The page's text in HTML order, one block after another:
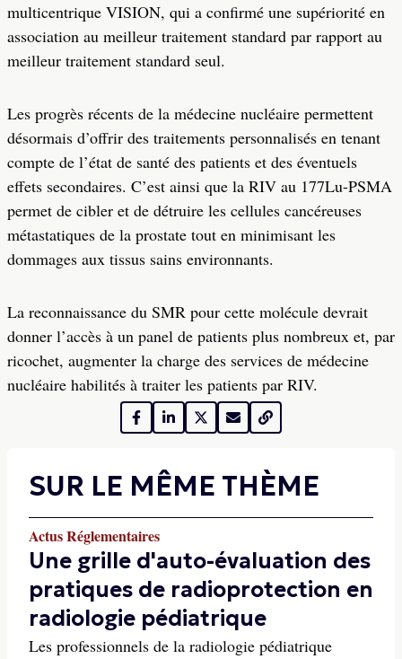
multicentrique VISION, qui a confirmé une supériorité en
association au meilleur traitement standard par rapport au
meilleur traitement standard seul.
Les progrès récents de la médecine nucléaire permettent
désormais d’offrir des traitements personnalisés en tenant
compte de l’état de santé des patients et des éventuels
effets secondaires. C’est ainsi que la RIV au 177Lu-PSMA
permet de cibler et de détruire les cellules cancéreuses
métastatiques de la prostate tout en minimisant les
dommages aux tissus sains environnants.
La reconnaissance du SMR pour cette molécule devrait
donner l’accès à un panel de patients plus nombreux et, par
ricochet, augmenter la charge des services de médecine
nucléaire habilités à traiter les patients par RIV.
SUR LE MÊME THÈME
Actus Réglementaires
Une grille d'auto-évaluation des
pratiques de radioprotection en
radiologie pédiatrique
Les professionnels de la radiologie pédiatrique